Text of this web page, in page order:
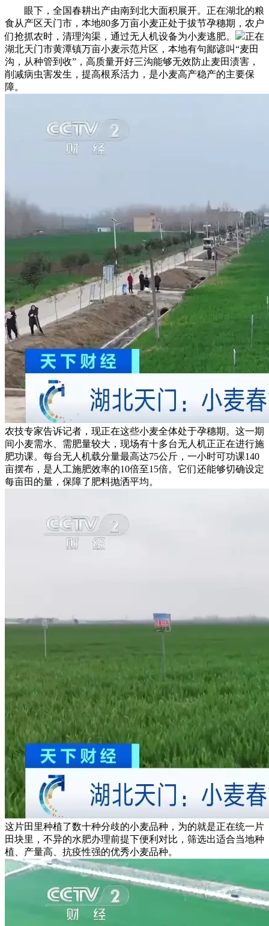
眼下，全国春耕出产由南到北大面积展开。正在湖北的粮
食从产区天门市，本地80多万亩小麦正处于拔节孕穗期，农户
们抢抓农时，清理沟渠，通过无人机设备为小麦逃肥。
正在
湖北天门市黄潭镇万亩小麦示范片区，本地有句鄙谚叫“麦田
沟，从种管到收”，高质量开好三沟能够无效防止麦田渍害，
削减病虫害发生，提高根系活力，是小麦高产稳产的主要保
障。
农技专家告诉记者，现正在这些小麦全体处于孕穗期。这一期
间小麦需水、需肥量较大，现场有十多台无人机正正在进行施
肥功课。每台无人机载分量最高达75公斤，一小时可功课140
亩摆布，是人工施肥效率的10倍至15倍。它们还能够切确设定
每亩田的量，保障了肥料抛洒平均。
这片田里种植了数十种分歧的小麦品种，为的就是正在统一片
田块里，不异的水肥办理前提下便利对比，筛选出适合当地种
植、产量高、抗疫性强的优秀小麦品种。